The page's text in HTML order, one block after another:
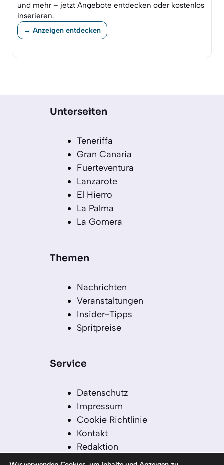
und mehr – jetzt Angebote entdecken oder kostenlos
inserieren.
→ Anzeigen entdecken
Unterseiten
Teneriffa
Gran Canaria
Fuerteventura
Lanzarote
El Hierro
La Palma
La Gomera
Themen
Nachrichten
Veranstaltungen
Insider-Tipps
Spritpreise
Service
Datenschutz
Impressum
Cookie Richtlinie
Kontakt
Redaktion
Redaktionelle Leitlinien